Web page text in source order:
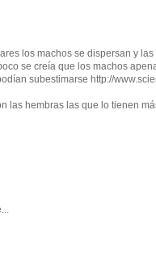
los machos se dispersan y
se creía que los machos
subestimarse http://
las hembras las que lo tienen